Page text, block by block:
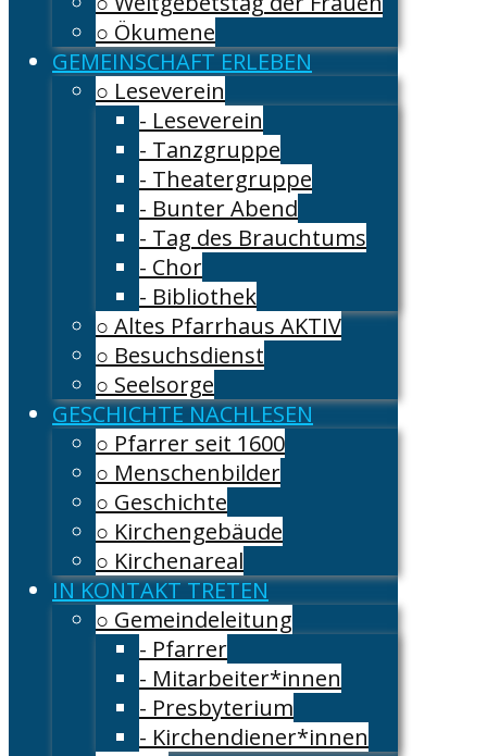
○ Ökumene
GEMEINSCHAFT ERLEBEN
○ Leseverein
- Leseverein
- Tanzgruppe
- Theatergruppe
- Bunter Abend
- Tag des Brauchtums
- Chor
- Bibliothek
○ Altes Pfarrhaus AKTIV
○ Besuchsdienst
○ Seelsorge
GESCHICHTE NACHLESEN
○ Pfarrer seit 1600
○ Menschenbilder
○ Geschichte
○ Kirchengebäude
○ Kirchenareal
IN KONTAKT TRETEN
○ Gemeindeleitung
- Pfarrer
- Mitarbeiter*innen
- Presbyterium
- Kirchendiener*innen